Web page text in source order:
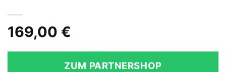
169,00 €
ZUM PARTNERSHOP